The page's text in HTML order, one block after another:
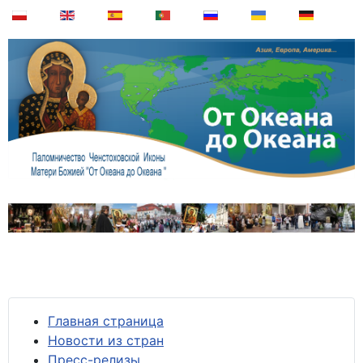
Главная страница
Новости из стран
Пресс-релизы